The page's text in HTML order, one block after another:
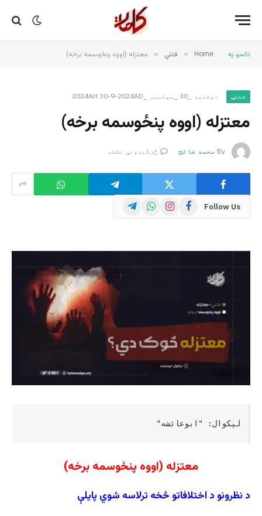
تاسو په Home
» فتنې » معتزله (اووه پنځوسمه برخه)
فتنې دوشنبه _30 _سپتمبر _2024AH 30-9-2024AD
معتزله (اووه پنځوسمه برخه)
By محمد فاتح څرگندونې نشته
Follow Us
Facebook
Instagram
WhatsApp
Telegram
لیکوال: "ابوعائشه"
معتزله (اووه پنځوسمه برخه)
د نظرونو د اختلافاتو څخه ترلاسه شوي پایلې